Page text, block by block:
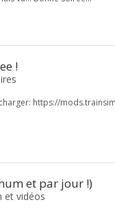
!
https://
et par jour !)
et vidéos